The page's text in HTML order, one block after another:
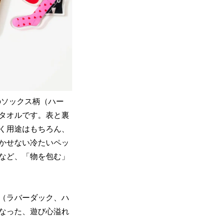
ックス柄（ハー
オルです。表と裏
用途はもちろん、
せない冷たいペッ
ど、「物を包む」
ラバーダック、ハ
った、遊び心溢れ